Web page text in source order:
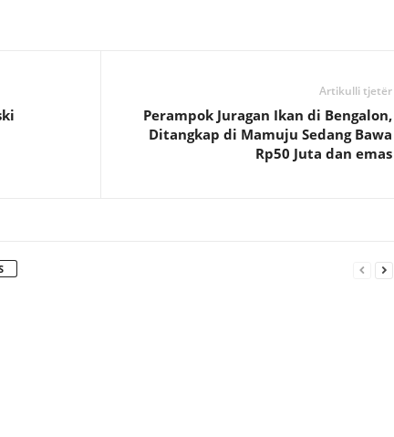
Artikulli tjetër
Perampok Juragan Ikan di Bengalon,
Ditangkap di Mamuju Sedang Bawa
Rp50 Juta dan emas